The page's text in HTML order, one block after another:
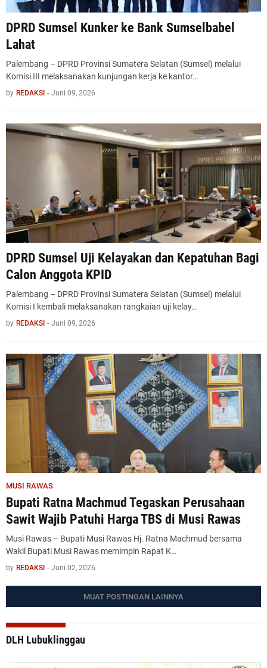
DPRD Sumsel Kunker ke Bank Sumselbabel
Lahat
Palembang – DPRD Provinsi Sumatera Selatan (Sumsel) melalui
Komisi III melaksanakan kunjungan kerja ke kantor…
by REDAKSI - Juni 09, 2026
DPRD Sumsel Uji Kelayakan dan Kepatuhan Bagi
Calon Anggota KPID
Palembang – DPRD Provinsi Sumatera Selatan (Sumsel) melalui
Komisi I kembali melaksanakan rangkaian uji kelay…
by REDAKSI - Juni 09, 2026
MUSI RAWAS
Bupati Ratna Machmud Tegaskan Perusahaan
Sawit Wajib Patuhi Harga TBS di Musi Rawas
Musi Rawas – Bupati Musi Rawas Hj. Ratna Machmud bersama
Wakil Bupati Musi Rawas memimpin Rapat K…
by REDAKSI - Juni 02, 2026
MUAT POSTINGAN LAINNYA
DLH Lubuklinggau